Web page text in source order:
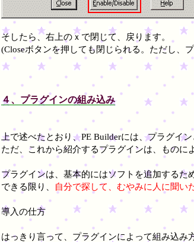
そしたら、右上のｘで閉じて、戻ります。
(Closeボタンを押しても閉じられる。ただし、
４、プラグインの組み込み
上で述べたとおり、PE Builderには、プラグイ
ただ、これから紹介するプラグインは、もの
プラグインは、基本的にはソフトを追加する
できる限り、
自分で探して、むやみに人に聞い
導入の仕方
はっきり言って、プラグインによって組み込み